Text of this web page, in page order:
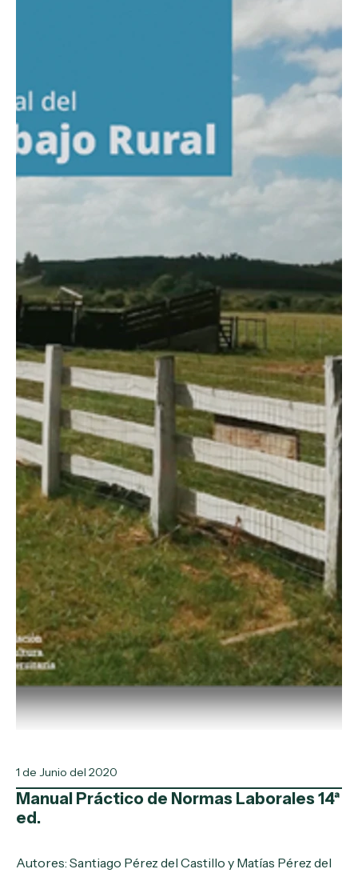
1 de Junio del 2020
Manual Práctico de Normas Laborales 14ª
ed.
Autores: Santiago Pérez del Castillo y Matías Pérez del